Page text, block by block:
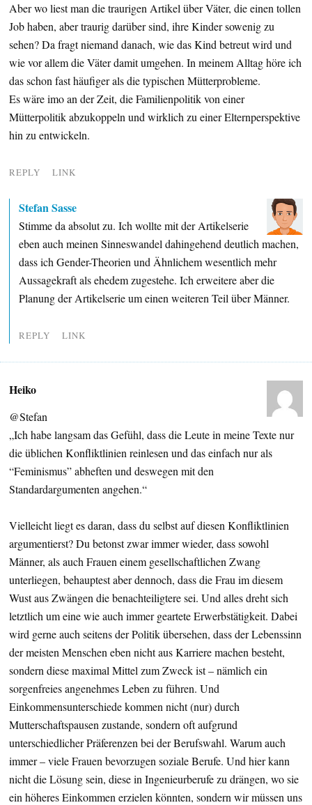
Aber wo liest man die traurigen Artikel über Väter, die einen tollen
Job haben, aber traurig darüber sind, ihre Kinder sowenig zu
sehen? Da fragt niemand danach, wie das Kind betreut wird und
wie vor allem die Väter damit umgehen. In meinem Alltag höre ich
das schon fast häufiger als die typischen Mütterprobleme.
Es wäre imo an der Zeit, die Familienpolitik von einer
Mütterpolitik abzukoppeln und wirklich zu einer Elternperspektive
hin zu entwickeln.
REPLY LINK
Stefan Sasse
Stimme da absolut zu. Ich wollte mit der Artikelserie
eben auch meinen Sinneswandel dahingehend deutlich machen,
dass ich Gender-Theorien und Ähnlichem wesentlich mehr
Aussagekraft als ehedem zugestehe. Ich erweitere aber die
Planung der Artikelserie um einen weiteren Teil über Männer.
REPLY LINK
Heiko
@Stefan
„Ich habe langsam das Gefühl, dass die Leute in meine Texte nur
die üblichen Konfliktlinien reinlesen und das einfach nur als
“Feminismus” abheften und deswegen mit den
Standardargumenten angehen.“
Vielleicht liegt es daran, dass du selbst auf diesen Konfliktlinien
argumentierst? Du betonst zwar immer wieder, dass sowohl
Männer, als auch Frauen einem gesellschaftlichen Zwang
unterliegen, behauptest aber dennoch, dass die Frau im diesem
Wust aus Zwängen die benachteiligtere sei. Und alles dreht sich
letztlich um eine wie auch immer geartete Erwerbstätigkeit. Dabei
wird gerne auch seitens der Politik übersehen, dass der Lebenssinn
der meisten Menschen eben nicht aus Karriere machen besteht,
sondern diese maximal Mittel zum Zweck ist – nämlich ein
sorgenfreies angenehmes Leben zu führen. Und
Einkommensunterschiede kommen nicht (nur) durch
Mutterschaftspausen zustande, sondern oft aufgrund
unterschiedlicher Präferenzen bei der Berufswahl. Warum auch
immer – viele Frauen bevorzugen soziale Berufe. Und hier kann
nicht die Lösung sein, diese in Ingenieurberufe zu drängen, wo sie
ein höheres Einkommen erzielen könnten, sondern wir müssen uns